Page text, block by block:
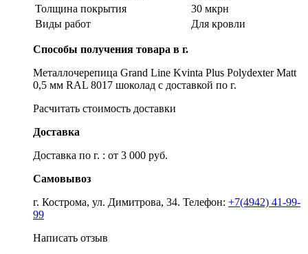
Толщина покрытия
30 мкрн
Виды работ
Для кровли
Способы получения товара в г.
Металлочерепица Grand Line Kvinta Plus Polydexter Matt
0,5 мм RAL 8017 шоколад с доставкой по г.
Расчитать стоимость доставки
Доставка
Доставка по г. : от 3 000 руб.
Самовывоз
г. Кострома, ул. Димитрова, 34. Телефон: +7(4942) 41-99-
99
Написать отзыв